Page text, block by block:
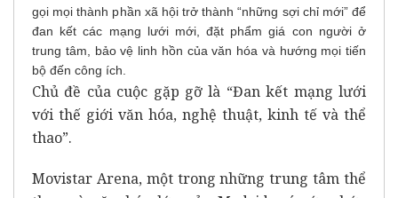
gọi mọi thành phần xã hội trở thành “những sợi chỉ mới” để
đan kết các mạng lưới mới, đặt phẩm giá con người ở
trung tâm, bảo vệ linh hồn của văn hóa và hướng mọi tiến
bộ đến công ích.
Chủ đề của cuộc gặp gỡ là “Đan kết mạng lưới
với thế giới văn hóa, nghệ thuật, kinh tế và thể
thao”.
Movistar Arena, một trong những trung tâm thể